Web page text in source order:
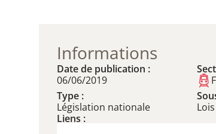
Informations
Date de publication :
06/06/2019
Type :
Législation nationale
Lois
Liens :